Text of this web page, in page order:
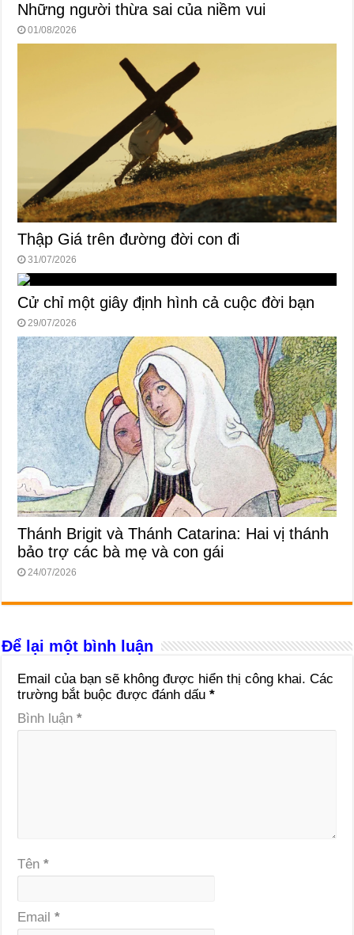
Những người thừa sai của niềm vui
01/08/2026
Thập Giá trên đường đời con đi
31/07/2026
Cử chỉ một giây định hình cả cuộc đời bạn
29/07/2026
Thánh Brigit và Thánh Catarina: Hai vị thánh
bảo trợ các bà mẹ và con gái
24/07/2026
Để lại một bình luận
Email của bạn sẽ không được hiển thị công khai. Các
trường bắt buộc được đánh dấu*
Bình luận*
Tên*
Email*